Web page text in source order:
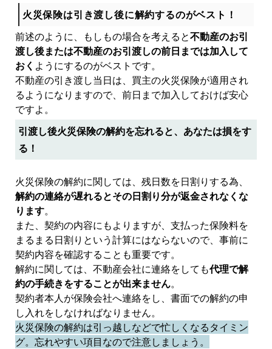
火災保険は引き渡し後に解約するのがベスト！
前述のように、もしもの場合を考えると不動産のお引
渡し後または不動産のお引渡しの前日までは加入して
おく ようにするのがベストです。
不動産の引き渡し当日は、買主の火災保険が適用され
るようになりますので、前日まで加入しておけば安心
ですよ。
引渡し後火災保険の解約を忘れると、あなたは損をす
る！
火災保険の解約に関しては、残日数を日割りする為、
解約の連絡が遅れるとその日割り分が返金されなくな
ります。
また、契約の内容にもよりますが、支払った保険料を
まるまる日割りという計算にはならないので、事前に
契約内容を確認することも重要です。
解約に関しては、不動産会社に連絡をしても代理で解
約の手続きをすることが出来ません。
契約者本人が保険会社へ連絡をし、書面での解約の申
し入れをしなければなりません。
火災保険の解約は引っ越しなどで忙しくなるタイミン
グ。忘れやすい項目なので注意しましょう。